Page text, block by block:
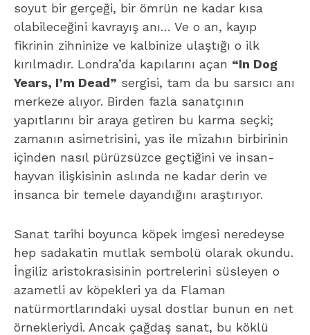
soyut bir gerçeği, bir ömrün ne kadar kısa
olabileceğini kavrayış anı… Ve o an, kayıp
fikrinin zihninize ve kalbinize ulaştığı o ilk
kırılmadır. Londra’da kapılarını açan “In Dog
Years, I’m Dead” sergisi, tam da bu sarsıcı anı
merkeze alıyor. Birden fazla sanatçının
yapıtlarını bir araya getiren bu karma seçki;
zamanın asimetrisini, yas ile mizahın birbirinin
içinden nasıl pürüzsüzce geçtiğini ve insan-
hayvan ilişkisinin aslında ne kadar derin ve
insanca bir temele dayandığını araştırıyor.
Sanat tarihi boyunca köpek imgesi neredeyse
hep sadakatin mutlak sembolü olarak okundu.
İngiliz aristokrasisinin portrelerini süsleyen o
azametli av köpekleri ya da Flaman
natürmortlarındaki uysal dostlar bunun en net
örnekleriydi. Ancak çağdaş sanat, bu köklü